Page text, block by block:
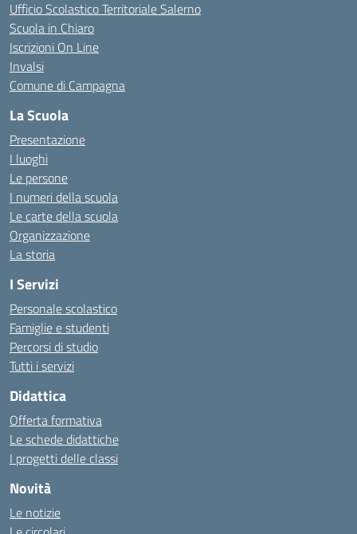
Ufficio Scolastico Territoriale Salerno
Scuola in Chiaro
Iscrizioni On Line
Invalsi
Comune di Campagna
La Scuola
Presentazione
I luoghi
Le persone
I numeri della scuola
Le carte della scuola
Organizzazione
La storia
I Servizi
Personale scolastico
Famiglie e studenti
Percorsi di studio
Tutti i servizi
Didattica
Offerta formativa
Le schede didattiche
I progetti delle classi
Novità
Le notizie